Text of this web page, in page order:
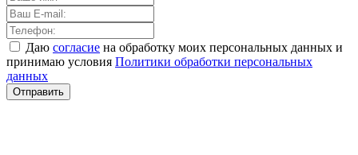
Даю согласие на обработку моих персональных данных и
принимаю условия Политики обработки персональных
данных
Отправить